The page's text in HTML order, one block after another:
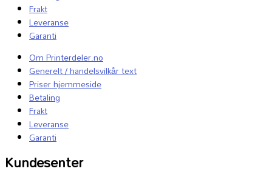
Frakt
Leveranse
Garanti
Om Printerdeler.no
Generelt / handelsvilkår text
Priser hjemmeside
Betaling
Frakt
Leveranse
Garanti
Kundesenter